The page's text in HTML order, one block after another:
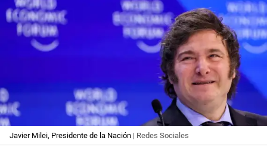
Javier Milei, Presidente de la Nación | Redes Sociales